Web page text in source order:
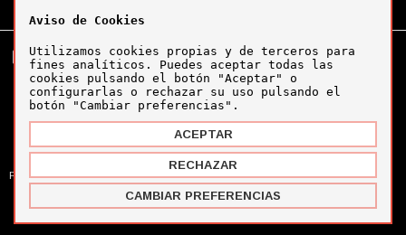
Tel: +34 943 63 40 63
Política de cookies
Política de privacidad
Aviso legal
Copyright © Futbol Draft 2024
Powered byMYFOCUS
Aviso de Cookies
Utilizamos cookies propias y de terceros para
fines analíticos. Puedes aceptar todas las
cookies pulsando el botón "Aceptar" o
configurarlas o rechazar su uso pulsando el
botón "Cambiar preferencias".
ACEPTAR
RECHAZAR
CAMBIAR PREFERENCIAS